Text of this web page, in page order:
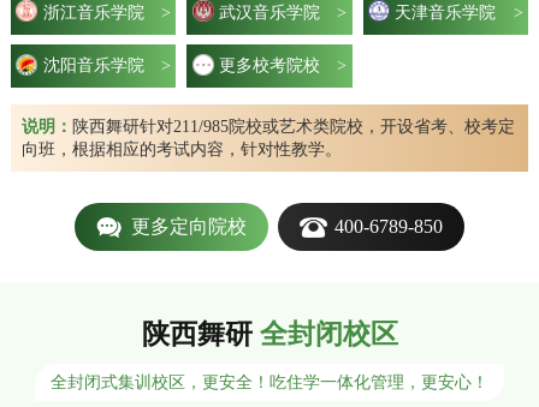
浙江音乐学院 > 武汉音乐学院 > 天津音乐学院 >
沈阳音乐学院 > 更多校考院校 >
说明： 陕西舞研针对211/985院校或艺术类院校，开设省考、校考定
向班，根据相应的考试内容，针对性教学。
更多定向院校 400-6789-850
陕西舞研 全封闭校区
全封闭式集训校区，更安全！吃住学一体化管理，更安心！